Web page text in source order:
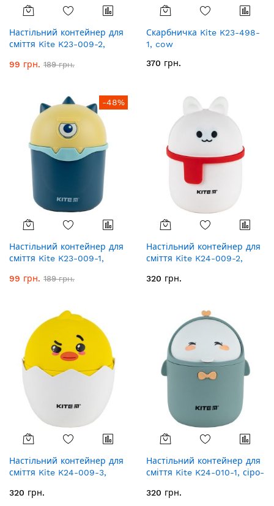
Настільний контейнер для
сміття Kite K23-009-2,
99 грн. 189 грн.
Скарбничка Kite K23-498-
1, cow
370 грн.
-48%
Настільний контейнер для
сміття Kite K23-009-1,
99 грн. 189 грн.
Настільний контейнер для
сміття Kite K24-009-2,
320 грн.
Настільний контейнер для
сміття Kite K24-009-3,
320 грн.
Настільний контейнер для
сміття Kite K24-010-1, сіро-
320 грн.